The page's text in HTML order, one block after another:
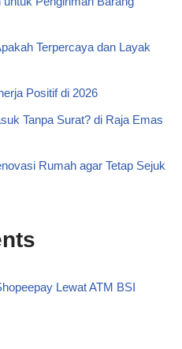
Terpercaya dan Layak
Positif di 2026
Tanpa Surat? di Raja Emas
Rumah agar Tetap Sejuk
Lewat ATM BSI